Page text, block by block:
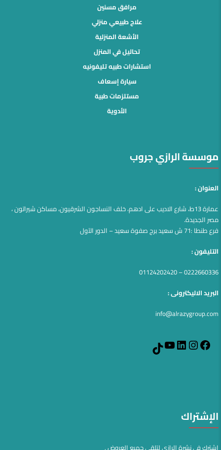
مرافق مسنين
علاج طبيعي منزلي
الأشعة المنزلية
تحاليل في المنزل
استشارات طبيه تليفونيه
سيارة إسعاف
مستلزمات طبية
الأدوية
موسسة الرازي جروب
العنوان :
عمارة 13ط، شارع الاديب على ادهم، خلف النساجون الشرقيون، مساكن شيراتون ،
مصر الجديدة.
فرع طنطا :71 ش سعيد برج صفوة سعيد – الدور الآول
التليفون :
0222660336 – 01124202420
البريد الاليكترونى :
info@alrazygroup.com
Facebook
Instagram
LinkedIn
YouTube
الإشتراك
اشترك في نشرة الرازي لتلقي جميع العروض .